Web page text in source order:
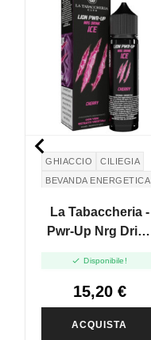
GHIACCIO
CILIEGIA
BEVANDA ENERGETICA
La Tabaccheria -
Pwr-Up Nrg Drink
Shot 20ml
 Disponibile!
15,20 €
ACQUISTA
